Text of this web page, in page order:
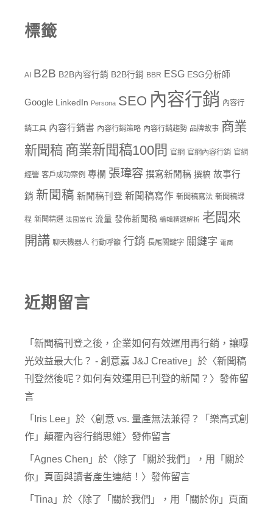
標籤
AI B2B B2B內容行銷 B2B行銷 BBR ESG ESG分析師
Google LinkedIn Persona SEO 內容行銷 內容行
銷工具 內容行銷書 內容行銷策略 內容行銷趨勢 品牌故事 商業
新聞稿 商業新聞稿100問 官網 官網內容行銷 官網
經營 客戶成功案例 專欄 張瑋容 撰寫新聞稿 撰稿 故事行
銷 新聞稿 新聞稿刊登 新聞稿寫作 新聞稿寫法 新聞稿課
程 新聞精選 法國當代 流量 發佈新聞稿 編輯精選解析 老闆來
開講 聊天機器人 行動呼籲 行銷 長尾關鍵字 關鍵字 電商
近期留言
「 新聞稿刊登之後，企業如何有效運用再行銷，讓曝
光效益最大化？ - 創意嘉 J&J Creative 」於〈新聞稿
刊登然後呢？如何有效運用已刊登的新聞？ 〉發佈留
言
「 Iris Lee 」於〈創意 vs. 量產無法兼得？「樂高式創
作」顛覆內容行銷思維〉發佈留言
「 Agnes Chen 」於〈除了「關於我們」，用「關於
你」頁面與讀者產生連結！ 〉發佈留言
「 Tina 」於〈除了「關於我們」，用「關於你」頁面